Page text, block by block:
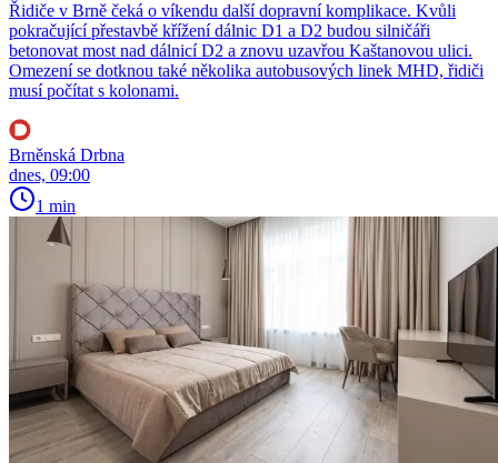
Řidiče v Brně čeká o víkendu další dopravní komplikace. Kvůli
pokračující přestavbě křížení dálnic D1 a D2 budou silničáři
betonovat most nad dálnicí D2 a znovu uzavřou Kaštanovou ulici.
Omezení se dotknou také několika autobusových linek MHD, řidiči
musí počítat s kolonami.
Brněnská Drbna
dnes, 09:00
1 min